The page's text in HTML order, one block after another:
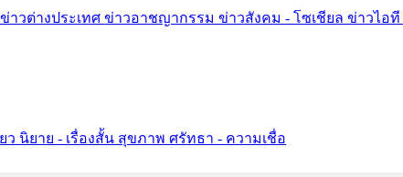
ข่าวต่างประเทศ ข่าวอาชญากรรม ข่าวสังคม - โซเชียล ข่าวไอที
ว นิยาย - เรื่องสั้น สุขภาพ ศรัทธา - ความเชื่อ